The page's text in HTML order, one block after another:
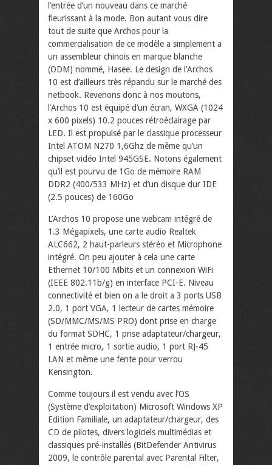
l’entrée d’un nouveau dans ce marché
fleurissant à la mode. Bon autant vous dire
tout de suite que Archos pour la
commercialisation de ce modèle a simplement a
un assembleur chinois en marque blanche
(ODM) nommé, Hasee. Le design de l’Archos
10 est d’ailleurs très répandu sur le marché des
netbook. Revenons donc à nos moutons,
l’Archos 10 est équipé d’un écran, WXGA (1024
x 600 pixels) 10.2 pouces rétroéclairage par
LED. Il est propulsé par le classique processeur
Intel ATOM N270 1,6Ghz de même qu’un
chipset vidéo Intel 945GSE. Notons également
qu’il est pourvu de 1Go de mémoire RAM
DDR2 (400/533 MHz) et d’un disque dur IDE
(2.5 pouces) de 160Go
L’Archos 10 propose une webcam intégré de
1.3 Mégapixels, une carte audio Realtek
ALC662, 2 haut-parleurs stéréo et Microphone
intégré. On peu ajouter à cela une carte
Ethernet 10/100 Mbits et un connexion WiFi
(IEEE 802.11b/g) en interface PCI-E. Niveau
connectivité et bien on a le droit a 3 ports USB
2.0, 1 port VGA, 1 lecteur de cartes mémoire
(SD/MMC/MS/MS PRO) dont prise en charge
du format SDHC, 1 prise adaptateur/chargeur,
1 entrée micro, 1 sortie audio, 1 port RJ-45
LAN et même une fente pour verrou
Kensington.
Comme toujours il est vendu avec l’OS
(Système d’exploitation) Microsoft Windows XP
Edition Familiale, un adaptateur/chargeur, des
CD de pilotes, divers logiciels multimédias et
classiques pré-installés (BitDefender Antivirus
2009, le contrôle parental avec Parental Filter,